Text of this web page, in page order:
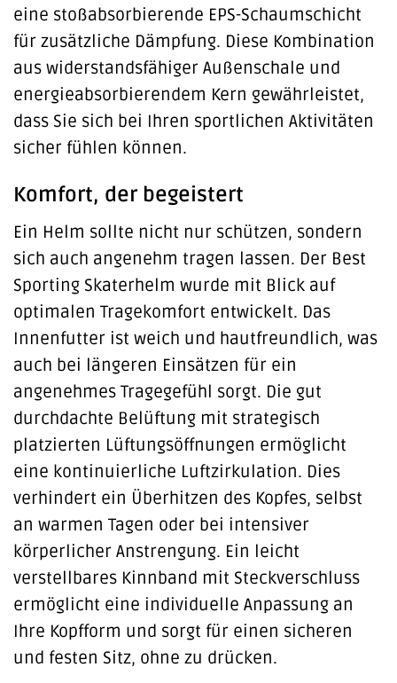
eine stoßabsorbierende EPS-Schaumschicht
für zusätzliche Dämpfung. Diese Kombination
aus widerstandsfähiger Außenschale und
energieabsorbierendem Kern gewährleistet,
dass Sie sich bei Ihren sportlichen Aktivitäten
sicher fühlen können.
Komfort, der begeistert
Ein Helm sollte nicht nur schützen, sondern
sich auch angenehm tragen lassen. Der Best
Sporting Skaterhelm wurde mit Blick auf
optimalen Tragekomfort entwickelt. Das
Innenfutter ist weich und hautfreundlich, was
auch bei längeren Einsätzen für ein
angenehmes Tragegefühl sorgt. Die gut
durchdachte Belüftung mit strategisch
platzierten Lüftungsöffnungen ermöglicht
eine kontinuierliche Luftzirkulation. Dies
verhindert ein Überhitzen des Kopfes, selbst
an warmen Tagen oder bei intensiver
körperlicher Anstrengung. Ein leicht
verstellbares Kinnband mit Steckverschluss
ermöglicht eine individuelle Anpassung an
Ihre Kopfform und sorgt für einen sicheren
und festen Sitz, ohne zu drücken.